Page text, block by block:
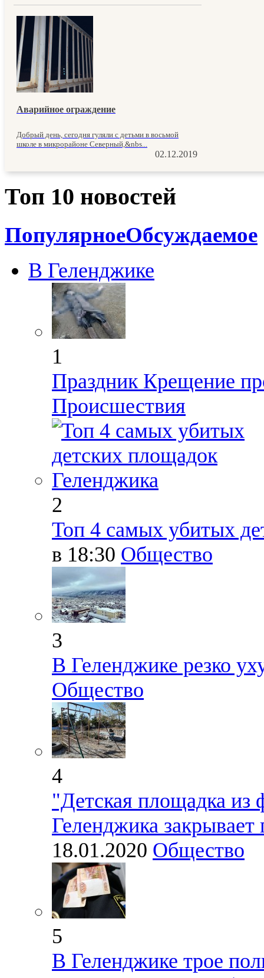
Аварийное ограждение
Добрый день, сегодня гуляли с детьми в восьмой
школе в микрорайоне Северный,&nbs...
02.12.2019
Топ 10 новостей
ПопулярноеОбсуждаемое
В Геленджике
1
Праздник Крещение
Происшествия
2
Топ 4 самых убитых
в 18:30 Общество
3
В Геленджике резко
Общество
4
"Детская площадка из
Геленджика
18.01.2020 Общество
5
В Геленджике трое